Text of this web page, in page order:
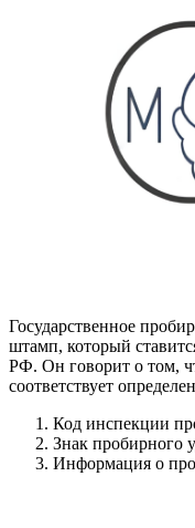
Государственное
штамп, который
РФ. Он говорит о том,
соответствует
Код инспекции
Знак пробирного
Информация о